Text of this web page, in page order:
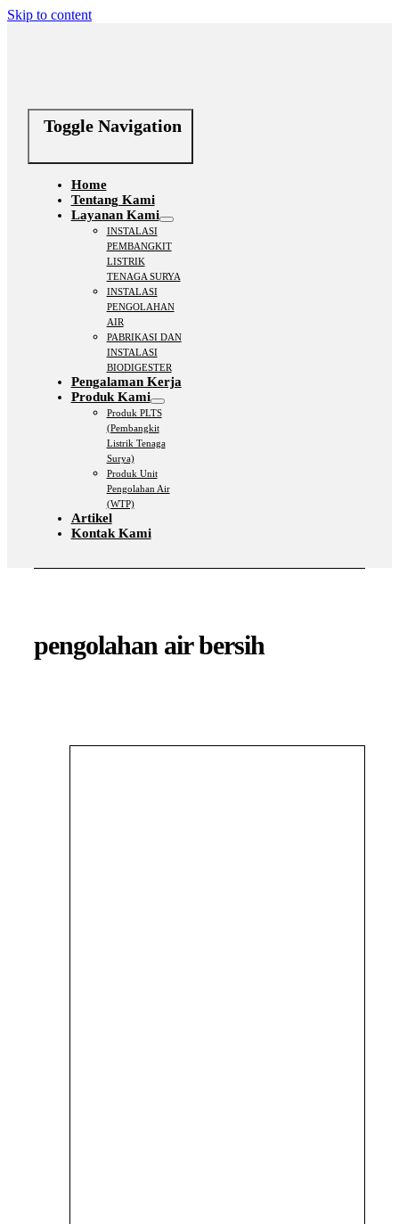
Skip to content
Toggle Navigation
Home
Tentang Kami
Layanan Kami
INSTALASI
PEMBANGKIT
LISTRIK
TENAGA SURYA
INSTALASI
PENGOLAHAN
AIR
PABRIKASI DAN
INSTALASI
BIODIGESTER
Pengalaman Kerja
Produk Kami
Produk PLTS
(Pembangkit
Listrik Tenaga
Surya)
Produk Unit
Pengolahan Air
(WTP)
Artikel
Kontak Kami
pengolahan air bersih